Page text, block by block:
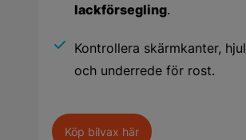
lackförsegling.
Kontrollera skärmkanter,
och underrede för rost.
Köp bilvax här